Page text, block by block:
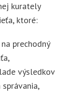
kurately
ktoré:
prechodný
výsledkov